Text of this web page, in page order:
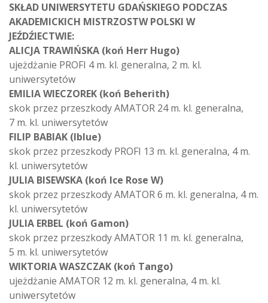
SKŁAD UNIWERSYTETU GDAŃSKIEGO PODCZAS
AKADEMICKICH MISTRZOSTW POLSKI W
JEŹDŹIECTWIE:
ALICJA TRAWIŃSKA (koń Herr Hugo)
ujeżdżanie PROFI 4 m. kl. generalna, 2 m. kl.
uniwersytetów
EMILIA WIECZOREK (koń Beherith)
skok przez przeszkody AMATOR 24 m. kl. generalna,
7 m. kl. uniwersytetów
FILIP BABIAK (Iblue)
skok przez przeszkody PROFI 13 m. kl. generalna, 4 m.
kl. uniwersytetów
JULIA BISEWSKA (koń Ice Rose W)
skok przez przeszkody AMATOR 6 m. kl. generalna, 4 m.
kl. uniwersytetów
JULIA ERBEL (koń Gamon)
skok przez przeszkody AMATOR 11 m. kl. generalna,
5 m. kl. uniwersytetów
WIKTORIA WASZCZAK (koń Tango)
ujeżdżanie AMATOR 12 m. kl. generalna, 4 m. kl.
uniwersytetów